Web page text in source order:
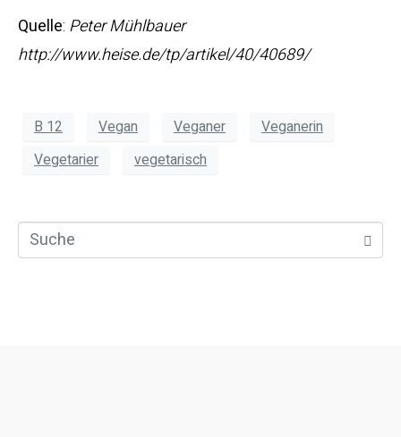
Quelle: Peter Mühlbauer
http://www.heise.de/tp/artikel/40/40689/
B 12 Vegan Veganer
Veganerin
Vegetarier
vegetarisch